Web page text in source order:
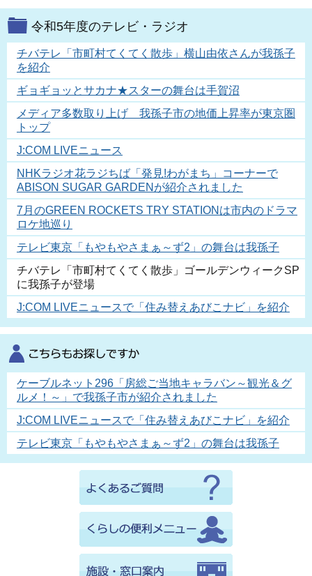
令和5年度のテレビ・ラジオ
チバテレ「市町村てくてく散歩」横山由依さんが我孫子
を紹介
ギョギョッとサカナ★スターの舞台は手賀沼
メディア多数取り上げ 我孫子市の地価上昇率が東京圏
トップ
J:COM LIVEニュース
NHKラジオ花ラジちば「発見!わがまち」コーナーで
ABISON SUGAR GARDENが紹介されました
7月のGREEN ROCKETS TRY STATIONは市内のドラマ
ロケ地巡り
テレビ東京「もやもやさまぁ～ず2」の舞台は我孫子
チバテレ「市町村てくてく散歩」ゴールデンウィークSP
に我孫子が登場
J:COM LIVEニュースで「住み替えあびこナビ」を紹介
ケーブルネット296「房総ご当地キャラバン～観光＆グ
ルメ！～」で我孫子市が紹介されました
J:COM LIVEニュースで「住み替えあびこナビ」を紹介
テレビ東京「もやもやさまぁ～ず2」の舞台は我孫子